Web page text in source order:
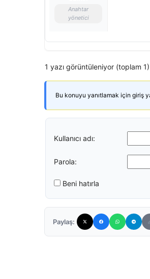
Anahtar
yönetici
1 yazı görüntüleniyor (toplam 1)
Bu konuyu yanıtlamak için giriş
Kullanıcı adı:
Parola:
Beni hatırla
Paylaş: